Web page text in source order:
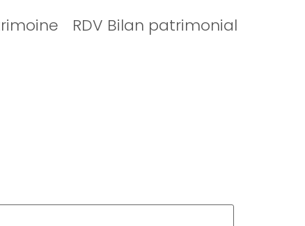
RDV Bilan patrimonial